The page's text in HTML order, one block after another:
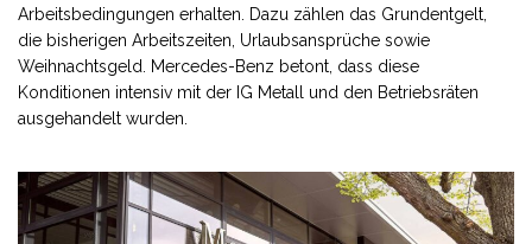
Arbeitsbedingungen erhalten. Dazu zählen das Grundentgelt,
die bisherigen Arbeitszeiten, Urlaubsansprüche sowie
Weihnachtsgeld. Mercedes-Benz betont, dass diese
Konditionen intensiv mit der IG Metall und den Betriebsräten
ausgehandelt wurden.